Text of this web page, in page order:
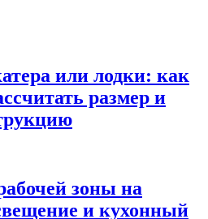
или лодки: как
размер и
зоны на
и кухонный